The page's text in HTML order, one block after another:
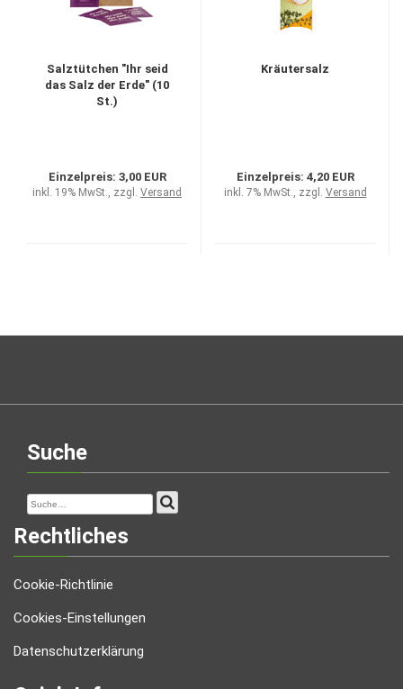
Salztütchen "Ihr seid
das Salz der Erde" (10
St.)
Einzelpreis: 3,00 EUR
inkl. 19% MwSt., zzgl. Versand
Kräutersalz
Einzelpreis: 4,20 EUR
inkl. 7% MwSt., zzgl. Versand
Suche
Rechtliches
Cookie-Richtlinie
Cookies-Einstellungen
Datenschutzerklärung